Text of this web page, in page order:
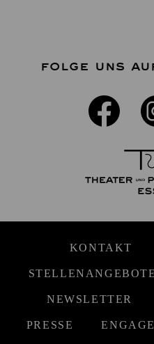
FOLGE UNS
KONTAKT
STELLENANGEBOTE
NEWSLETTER
PRESSE